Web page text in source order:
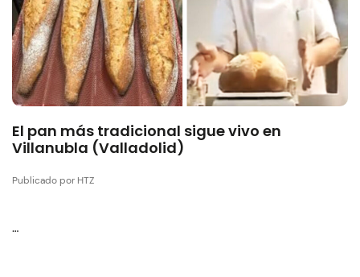
El pan más tradicional sigue vivo en
Villanubla (Valladolid)
Publicado por HTZ
…